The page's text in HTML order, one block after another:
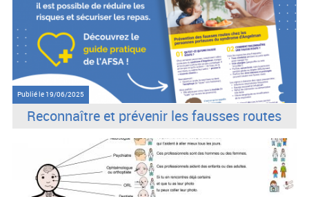
Publié le 19/06/2025
Reconnaître et prévenir les fausses routes